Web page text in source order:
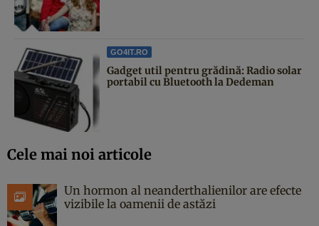
GO4IT.RO
Gadget util pentru grădină: Radio solar
portabil cu Bluetooth la Dedeman
Cele mai noi articole
Un hormon al neanderthalienilor are efecte
vizibile la oamenii de astăzi